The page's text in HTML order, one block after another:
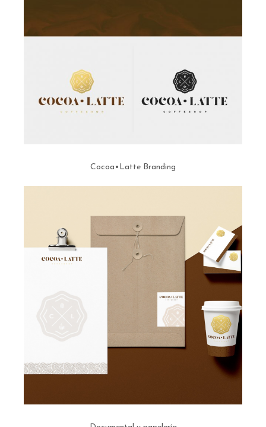
Cocoa•Latte Branding